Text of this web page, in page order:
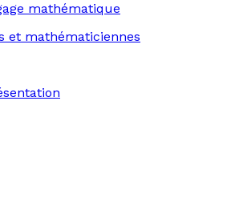
mathématique
et mathématiciennes